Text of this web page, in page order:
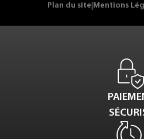
Plan du site Mentions